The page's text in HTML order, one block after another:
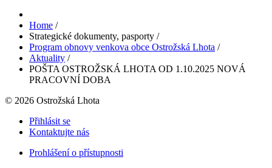
Home /
Strategické dokumenty, pasporty /
Program obnovy venkova obce Ostrožská Lhota /
Aktuality /
POŠTA OSTROŽSKÁ LHOTA OD 1.10.2025 NOVÁ
PRACOVNÍ DOBA
© 2026 Ostrožská Lhota
Přihlásit se
Kontaktujte nás
Prohlášení o přístupnosti